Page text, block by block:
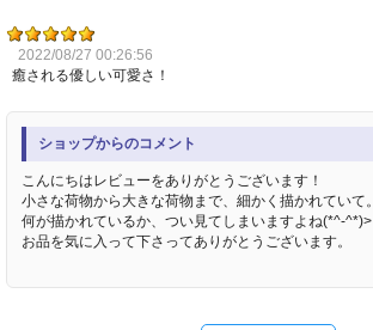
2022/08/27 00:26:56
癒される優しい可愛さ！
ショップからのコメント
こんにちはレビューをありがとうございます！
小さな荷物から大きな荷物まで、細かく描かれていて。
何が描かれているか、つい見てしまいますよね(*^-^*)>
お品を気に入って下さってありがとうございます。